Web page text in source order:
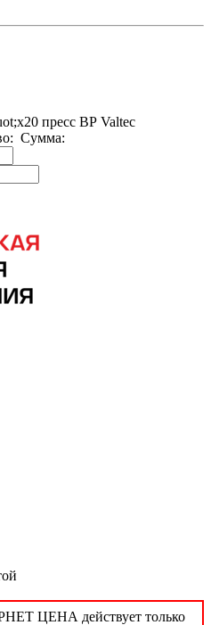
пресс ВР Valtec
Сумма:
ЦЕНА действует только